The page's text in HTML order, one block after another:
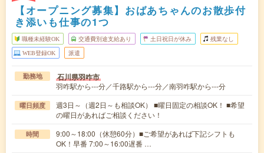
【オープニング募集】おばあちゃんのお散歩付
き添いも仕事の1つ
職種未経験OK 交通費別途支給あり 土日祝日が休み 残業なし
WEB登録OK 派遣
勤務地 石川県羽咋市
羽咋駅から---分／千路駅から---分／南羽咋駅から---分
曜日頻度
週3日～（週2日～も相談OK） ■曜日固定の相談OK！ ■希望
の曜日があればご相談ください！
時間
9:00～18:00（休憩60分）■ご希望があれば下記シフトも
OK！早番 7:00～16:00遅番 …